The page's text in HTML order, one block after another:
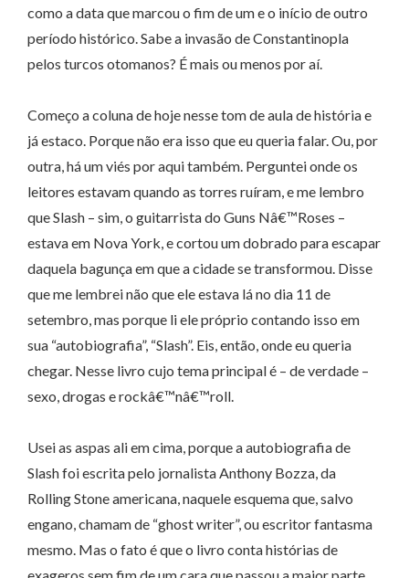
como a data que marcou o fim de um e o início de outro
período histórico. Sabe a invasão de Constantinopla
pelos turcos otomanos? É mais ou menos por aí.
Começo a coluna de hoje nesse tom de aula de história e
já estaco. Porque não era isso que eu queria falar. Ou, por
outra, há um viés por aqui também. Perguntei onde os
leitores estavam quando as torres ruíram, e me lembro
que Slash – sim, o guitarrista do Guns Nâ€™Roses –
estava em Nova York, e cortou um dobrado para escapar
daquela bagunça em que a cidade se transformou. Disse
que me lembrei não que ele estava lá no dia 11 de
setembro, mas porque li ele próprio contando isso em
sua “autobiografia”, “Slash”. Eis, então, onde eu queria
chegar. Nesse livro cujo tema principal é – de verdade –
sexo, drogas e rockâ€™nâ€™roll.
Usei as aspas ali em cima, porque a autobiografia de
Slash foi escrita pelo jornalista Anthony Bozza, da
Rolling Stone americana, naquele esquema que, salvo
engano, chamam de “ghost writer”, ou escritor fantasma
mesmo. Mas o fato é que o livro conta histórias de